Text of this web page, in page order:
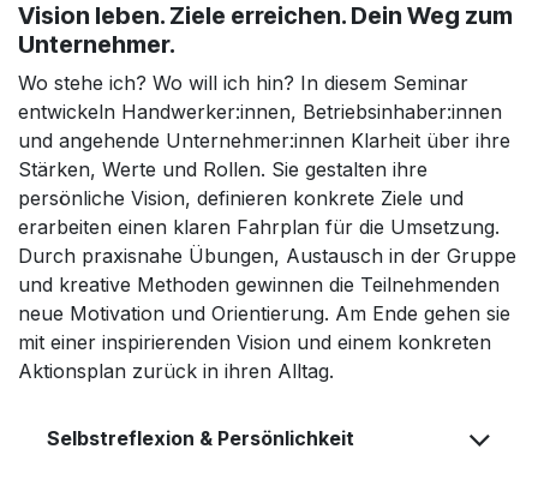
Vision leben. Ziele erreichen. Dein Weg zum
Unternehmer.
Wo stehe ich? Wo will ich hin? In diesem Seminar
entwickeln Handwerker:innen, Betriebsinhaber:innen
und angehende Unternehmer:innen Klarheit über ihre
Stärken, Werte und Rollen. Sie gestalten ihre
persönliche Vision, definieren konkrete Ziele und
erarbeiten einen klaren Fahrplan für die Umsetzung.
Durch praxisnahe Übungen, Austausch in der Gruppe
und kreative Methoden gewinnen die Teilnehmenden
neue Motivation und Orientierung. Am Ende gehen sie
mit einer inspirierenden Vision und einem konkreten
Aktionsplan zurück in ihren Alltag.
Selbstreflexion & Persönlichkeit